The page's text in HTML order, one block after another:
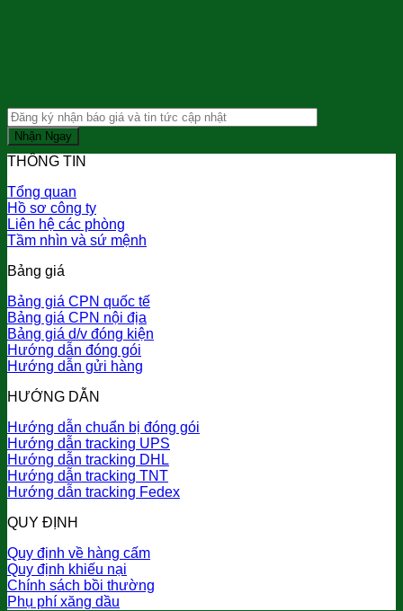
THÔNG TIN
Tổng quan
Hồ sơ công ty
Liên hệ các phòng
Tầm nhìn và sứ mệnh
Bảng giá
Bảng giá CPN quốc tế
Bảng giá CPN nội địa
Bảng giá d/v đóng kiện
Hướng dẫn đóng gói
Hướng dẫn gửi hàng
HƯỚNG DẪN
Hướng dẫn chuẩn bị đóng gói
Hướng dẫn tracking UPS
Hướng dẫn tracking DHL
Hướng dẫn tracking TNT
Hướng dẫn tracking Fedex
QUY ĐỊNH
Quy định về hàng cấm
Quy định khiếu nại
Chính sách bồi thường
Phụ phí xăng dầu